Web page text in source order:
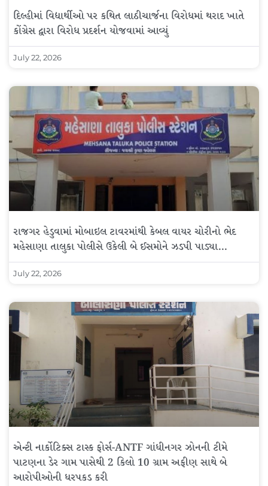
દિલ્હીમાં વિદ્યાર્થીઓ પર કથિત લાઠીચાર્જના વિરોધમાં થરાદ ખાતે
કોંગ્રેસ દ્વારા વિરોધ પ્રદર્શન યોજવામાં આવ્યું
July 22, 2026
રાજગર હેડુવામાં મોબાઇલ ટાવરમાંથી કેબલ વાયર ચોરીનો ભેદ
મહેસાણા તાલુકા પોલીસે ઉકેલી બે ઈસમોને ઝડપી પાડ્યા…
July 22, 2026
એન્ટી નાર્કોટિક્સ ટાસ્ક ફોર્સ-ANTF ગાંધીનગર ઝોનની ટીમે
પાટણના ડેર ગામ પાસેથી 2 કિલો 10 ગ્રામ અફીણ સાથે બે
આરોપીઓની ધરપકડ કરી